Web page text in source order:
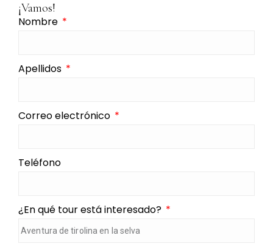
¡Vamos!
Nombre
Apellidos
Correo electrónico
Teléfono
¿En qué tour está interesado?